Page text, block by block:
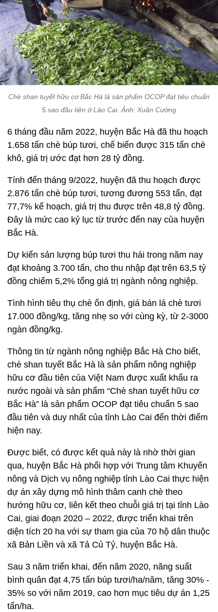
Chè shan tuyết hữu cơ Bắc Hà là sản phẩm OCOP đạt tiêu chuẩn
5 sao đầu tiên ở Lào Cai. Ảnh: Xuân Cường
6 tháng đầu năm 2022, huyện Bắc Hà đã thu hoạch
1.658 tấn chè búp tươi, chế biến được 315 tấn chè
khô, giá trị ước đạt hơn 28 tỷ đồng.
Tính đến tháng 9/2022, huyện đã thu hoạch được
2.876 tấn chè búp tươi, tương đương 553 tấn, đạt
77,7% kế hoạch, giá trị thu được trên 48,8 tỷ đồng.
Đây là mức cao kỷ lục từ trước đến nay của huyện
Bắc Hà.
Dự kiến sản lượng búp tươi thu hái trong năm nay
đạt khoảng 3.700 tấn, cho thu nhập đạt trên 63,5 tỷ
đồng chiếm 5,2% tổng giá trị ngành nông nghiệp.
Tình hình tiêu thụ chè ổn định, giá bán lá chè tươi
17.000 đồng/kg, tăng nhẹ so với cùng kỳ, từ 2-3000
ngàn đồng/kg.
Thông tin từ ngành nông nghiệp Bắc Hà Cho biết,
chè shan tuyết Bắc Hà là sản phẩm nông nghiệp
hữu cơ đầu tiên của Việt Nam được xuất khẩu ra
nước ngoài và sản phẩm “Chè shan tuyết hữu cơ
Bắc Hà” là sản phẩm OCOP đạt tiêu chuẩn 5 sao
đầu tiên và duy nhất của tỉnh Lào Cai đến thời điểm
hiện nay.
Được biết, có được kết quả này là nhờ thời gian
qua, huyện Bắc Hà phối hợp với Trung tâm Khuyến
nông và Dịch vụ nông nghiệp tỉnh Lào Cai thực hiện
dự án xây dựng mô hình thâm canh chè theo
hướng hữu cơ, liên kết theo chuỗi giá trị tại tỉnh Lào
Cai, giai đoạn 2020 – 2022, được triển khai trên
diện tích 20 ha với sự tham gia của 70 hộ dân thuộc
xã Bản Liền và xã Tả Củ Tỷ, huyện Bắc Hà.
Sau 3 năm triển khai, đến năm 2020, năng suất
bình quân đạt 4,75 tấn búp tươi/ha/năm, tăng 30% -
35% so với năm 2019, cao hơn mục tiêu dự án 1,25
tấn/ha.